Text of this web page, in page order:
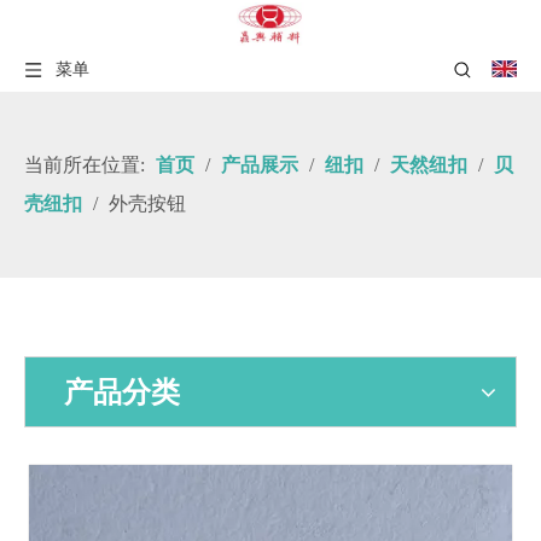
菜单
当前所在位置: 首页 / 产品展示 / 纽扣 / 天然纽扣 /
贝
壳纽扣 / 外壳按钮
产品分类